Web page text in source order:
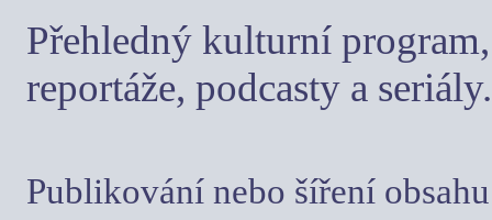
Přehledný kulturní
reportáže, podcasty a seriály.
Publikování nebo šíření